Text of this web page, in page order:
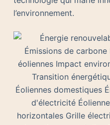
l’environnement.